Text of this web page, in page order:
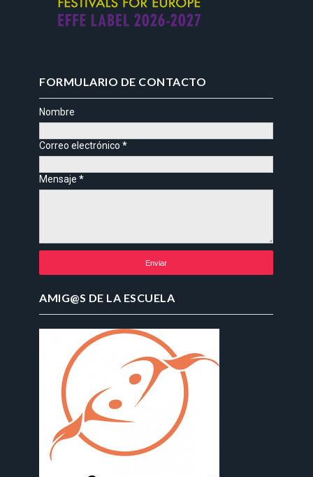
FORMULARIO DE CONTACTO
Nombre
Correo electrónico*
Mensaje*
AMIG@S DE LA ESCUELA